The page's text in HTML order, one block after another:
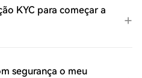
KYC para começar a
segurança o meu